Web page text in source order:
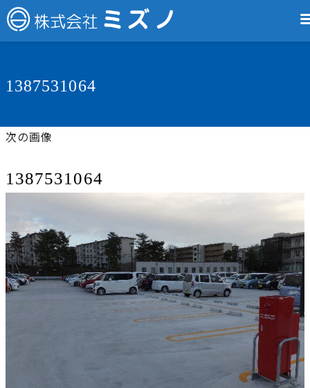
1387531064
次の画像
1387531064